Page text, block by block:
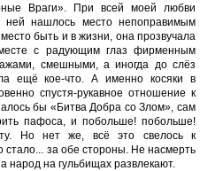
Враги». При всей моей любви
ней нашлось место непоправимым
быть и в жизни, она прозвучала
с радующим глаз фирменным
смешными, а иногда до слёз
ещё кое-что. А именно косяки в
спустя-рукавное отношение к
бы «Битва Добра со Злом», сам
пафоса, и побольше! побольше!
Но нет же, всё это свелось к
стало... за обе стороны. Не насмерть
на гульбищах развлекают.